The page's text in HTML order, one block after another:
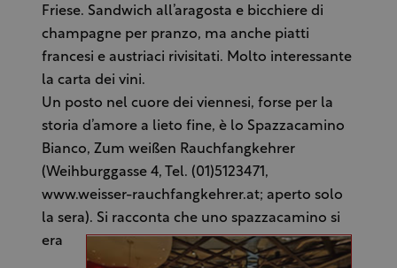
Friese. Sandwich all’aragosta e bicchiere di
champagne per pranzo, ma anche piatti
francesi e austriaci rivisitati. Molto interessante
la carta dei vini.
Un posto nel cuore dei viennesi, forse per la
storia d’amore a lieto fine, è lo Spazzacamino
Bianco, Zum weißen Rauchfangkehrer
(Weihburggasse 4, Tel. (01)5123471,
www.weisser-rauchfangkehrer.at; aperto solo
la sera). Si racconta che uno spazzacamino si
era